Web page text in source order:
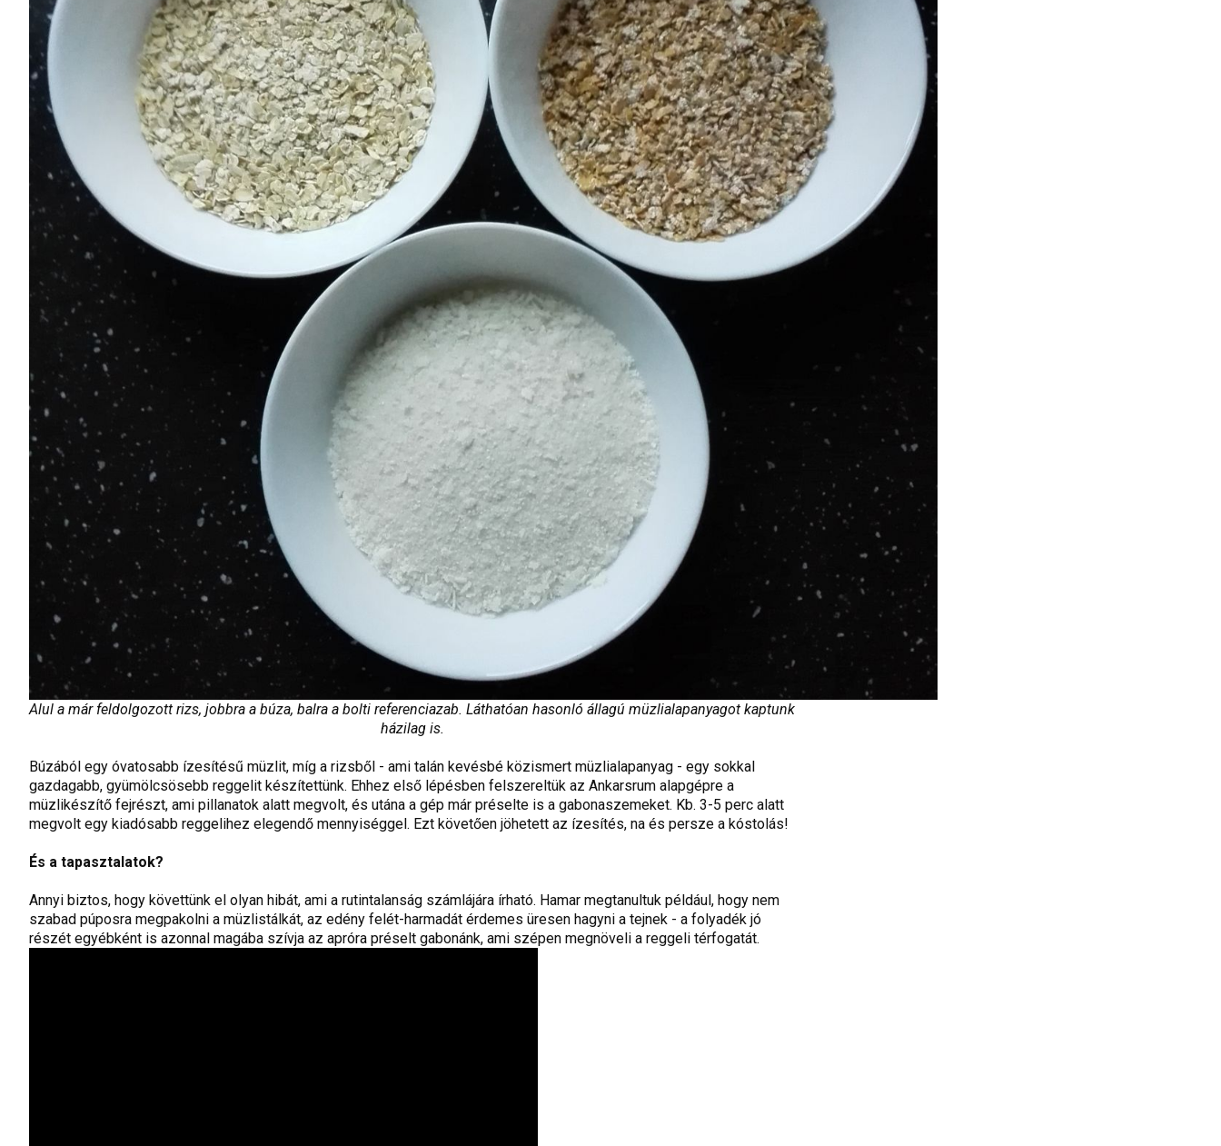
Alul a már feldolgozott rizs, jobbra a búza, balra a bolti referenciazab. Láthatóan hasonló állagú müzlialapanyagot kaptunk
házilag is.
Búzából egy óvatosabb ízesítésű müzlit, míg a rizsből - ami talán kevésbé közismert müzlialapanyag - egy sokkal
gazdagabb, gyümölcsösebb reggelit készítettünk. Ehhez első lépésben felszereltük az Ankarsrum alapgépre a
müzlikészítő fejrészt, ami pillanatok alatt megvolt, és utána a gép már préselte is a gabonaszemeket. Kb. 3-5 perc alatt
megvolt egy kiadósabb reggelihez elegendő mennyiséggel. Ezt követően jöhetett az ízesítés, na és persze a kóstolás!
És a tapasztalatok?
Annyi biztos, hogy követtünk el olyan hibát, ami a rutintalanság számlájára írható. Hamar megtanultuk például, hogy nem
szabad púposra megpakolni a müzlistálkát, az edény felét-harmadát érdemes üresen hagyni a tejnek - a folyadék jó
részét egyébként is azonnal magába szívja az apróra préselt gabonánk, ami szépen megnöveli a reggeli térfogatát.